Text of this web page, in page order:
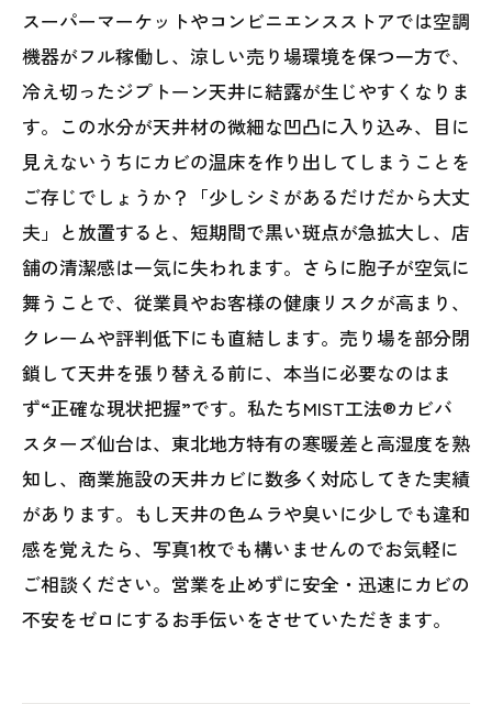
スーパーマーケットやコンビニエンスストアでは空調
機器がフル稼働し、涼しい売り場環境を保つ一方で、
冷え切ったジプトーン天井に結露が生じやすくなりま
す。この水分が天井材の微細な凹凸に入り込み、目に
見えないうちにカビの温床を作り出してしまうことを
ご存じでしょうか？「少しシミがあるだけだから大丈
夫」と放置すると、短期間で黒い斑点が急拡大し、店
舗の清潔感は一気に失われます。さらに胞子が空気に
舞うことで、従業員やお客様の健康リスクが高まり、
クレームや評判低下にも直結します。売り場を部分閉
鎖して天井を張り替える前に、本当に必要なのはま
ず“正確な現状把握”です。私たちMIST工法®カビバ
スターズ仙台は、東北地方特有の寒暖差と高湿度を熟
知し、商業施設の天井カビに数多く対応してきた実績
があります。もし天井の色ムラや臭いに少しでも違和
感を覚えたら、写真1枚でも構いませんのでお気軽に
ご相談ください。営業を止めずに安全・迅速にカビの
不安をゼロにするお手伝いをさせていただきます。